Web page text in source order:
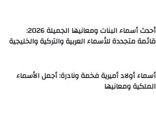
أحدث أسماء البنات ومعانيها الجميلة 2026:
قائمة متجددة للأسماء العربية والتركية والخليجية
أسماء أولاد أميرية فخمة ونادرة: أجمل الأسماء
الملكية ومعانيها